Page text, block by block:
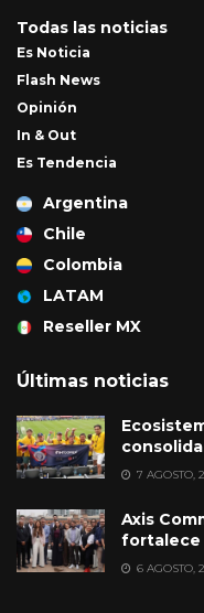
Todas las noticias
Es Noticia
Flash News
Opinión
In & Out
Es Tendencia
Argentina
Chile
Colombia
LATAM
Reseller MX
Últimas noticias
7 AGOSTO,
Axis
fortalece
6 AGOSTO,